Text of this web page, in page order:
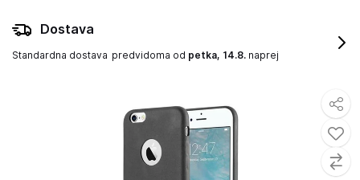
Dostava
Standardna dostava predvidoma od petka, 14.8. naprej